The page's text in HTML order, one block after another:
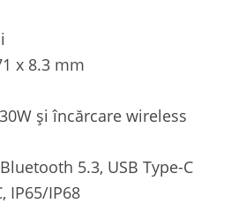
x 8.3 mm
și încărcare wireless
5.3, USB Type-C
IP65/IP68